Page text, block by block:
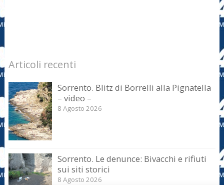
Articoli recenti
Sorrento. Blitz di Borrelli alla Pignatella
– video –
8 Agosto 2026
Sorrento. Le denunce: Bivacchi e rifiuti
sui siti storici
8 Agosto 2026